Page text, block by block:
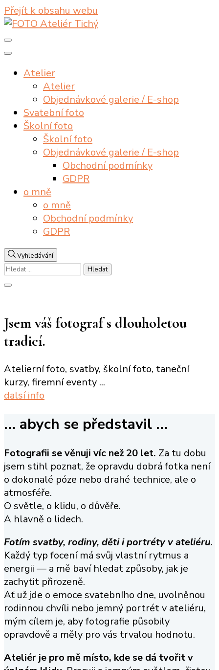
Přejít k obsahu webu
FOTO Ateliér Tichý
Atelier
Atelier
Objednávkové galerie / E-shop
Svatební foto
Školní foto
Školní foto
Objednávkové galerie / E-shop
Obchodní podmínky
GDPR
o mně
o mně
Obchodní podmínky
GDPR
Vyhledávání
Vyhledávání
Zavřít
Jsem váš fotograf s dlouholetou
tradicí.
Atelierní foto, svatby, školní foto, taneční
kurzy, firemní eventy ...
dalsí info
… abych se představil …
Fotografii se věnuji víc než 20 let. Za tu dobu
jsem stihl poznat, že opravdu dobrá fotka není
o dokonalé póze nebo drahé technice, ale o
atmosféře.
O světle, o klidu, o důvěře.
A hlavně o lidech.
Fotím svatby, rodiny, děti i portréty v ateliéru.
Každý typ focení má svůj vlastní rytmus a
energii — a mě baví hledat způsoby, jak je
zachytit přirozeně.
Ať už jde o emoce svatebního dne, uvolněnou
rodinnou chvíli nebo jemný portrét v ateliéru,
mým cílem je, aby fotografie působily
opravdově a měly pro vás trvalou hodnotu.
Ateliér je pro mě místo, kde se dá tvořit v